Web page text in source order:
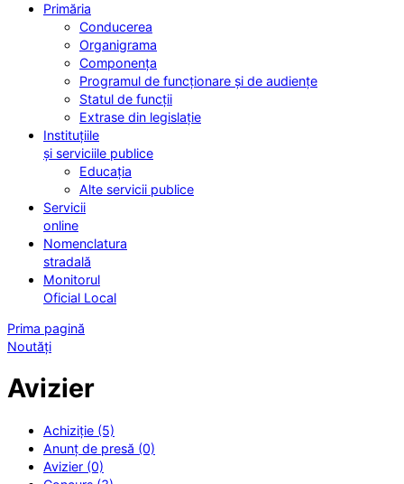
Primăria
Conducerea
Organigrama
Componența
Programul de funcționare și de audiențe
Statul de funcții
Extrase din legislație
Instituțiile
și serviciile publice
Educația
Alte servicii publice
Servicii
online
Nomenclatura
stradală
Monitorul
Oficial Local
Prima pagină
Noutăți
Avizier
Achiziție (5)
Anunț de presă (0)
Avizier (0)